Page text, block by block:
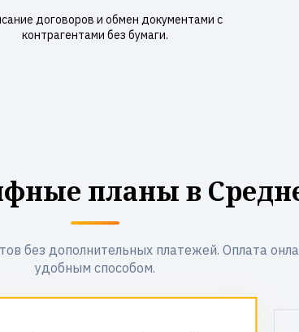
договоров и обмен документами с
контрагентами без бумаги.
планы в
без дополнительных платежей. Оплата
удобным способом.